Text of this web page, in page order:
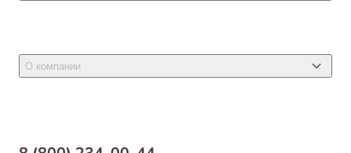
Товары для птиц
Новости
Самовывоз
О компании